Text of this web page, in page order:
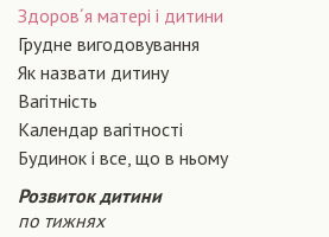
Здоров´я матері і дитини
Грудне вигодовування
Як назвати дитину
Вагiтнiсть
Календар вагітності
Будинок і все, що в ньому
Розвиток дитини
по тижнях